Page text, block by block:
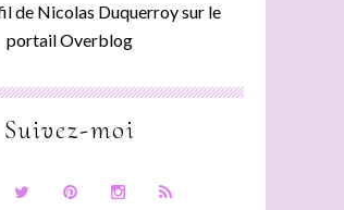
de Nicolas Duquerroysur le
portail Overblog
Suivez-moi